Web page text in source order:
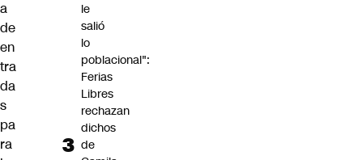
a
de
en
tra
da
s
pa
ra
le
salió
lo
poblacional":
Ferias
Libres
rechazan
dichos
de